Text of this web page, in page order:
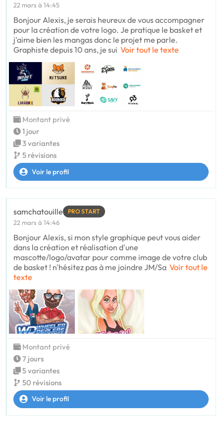
22 mars à 14:45
Bonjour Alexis, je serais heureux de vous accompagner
pour la création de votre logo. Je pratique le basket et
j'aime bien les mangas donc le projet me parle.
Graphiste depuis 10 ans, je sui Voir tout le texte
Montant privé
1 jour
3 variantes
5 révisions
Voir le profil
samchatouille PRO START
22 mars à 14:46
Bonjour Alexis, si mon style graphique peut vous aider
dans la création et réalisation d'une
mascotte/logo/avatar pour comme image de votre club
de basket ! n'hésitez pas à me joindre JM/Sa Voir tout le
texte
Montant privé
7 jours
5 variantes
50 révisions
Voir le profil